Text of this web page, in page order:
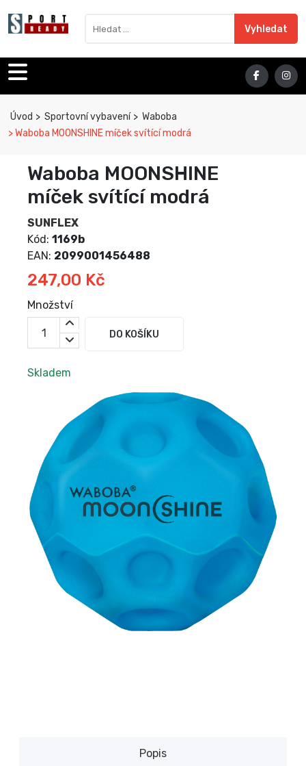
Sport Ready
Vyhledat
Úvod Sportovní vybavení
Waboba
Waboba MOONSHINE míček svítící modrá
Waboba MOONSHINE
míček svítící modrá
SUNFLEX
Kód: 1169b
EAN: 2099001456488
247,00 Kč
Množství
DO KOŠÍKU
Skladem
Popis